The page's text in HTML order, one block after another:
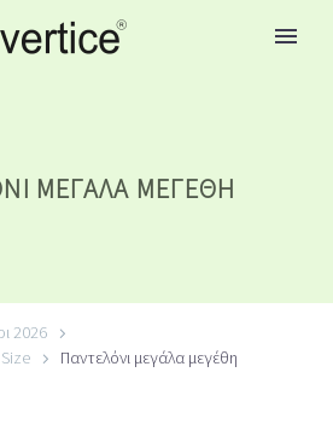
ΜΕΓΆΛΑ ΜΕΓΈΘΗ
2026
Παντελόνι μεγάλα μεγέθη